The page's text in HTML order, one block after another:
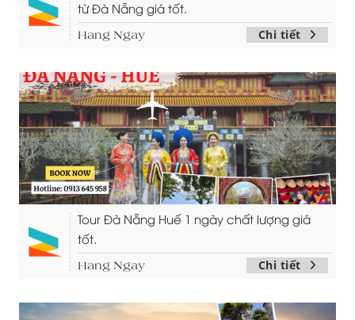
từ Đà Nẵng giá tốt.
Hang Ngay Chi tiết
Tour Đà Nẵng Huế 1 ngày chất lượng giá
tốt.
Hang Ngay Chi tiết